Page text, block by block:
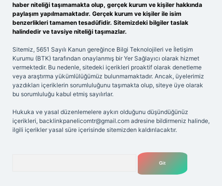
haber niteliği taşımamakta olup, gerçek kurum ve kişiler hakkında
paylaşım yapılmamaktadır. Gerçek kurum ve kişiler ile isim
benzerlikleri tamamen tesadüfidir. Sitemizdeki bilgiler taslak
halindedir ve tavsiye niteliği taşımazlar.
Sitemiz, 5651 Sayılı Kanun gereğince Bilgi Teknolojileri ve İletişim
Kurumu (BTK) tarafından onaylanmış bir Yer Sağlayıcı olarak hizmet
vermektedir. Bu nedenle, sitedeki içerikleri proaktif olarak denetleme
veya araştırma yükümlülüğümüz bulunmamaktadır. Ancak, üyelerimiz
yazdıkları içeriklerin sorumluluğunu taşımakta olup, siteye üye olarak
bu sorumluluğu kabul etmiş sayılırlar.
Hukuka ve yasal düzenlemelere aykırı olduğunu düşündüğünüz
içerikleri, backlinkpanelicomtr@gmail.com adresine bildirmeniz halinde,
ilgili içerikler yasal süre içerisinde sitemizden kaldırılacaktır.